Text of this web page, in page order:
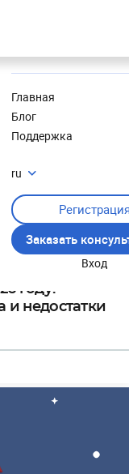
Главная
Блог
Поддержка
ru
Заказать
Вход
которые
году:
недостатки